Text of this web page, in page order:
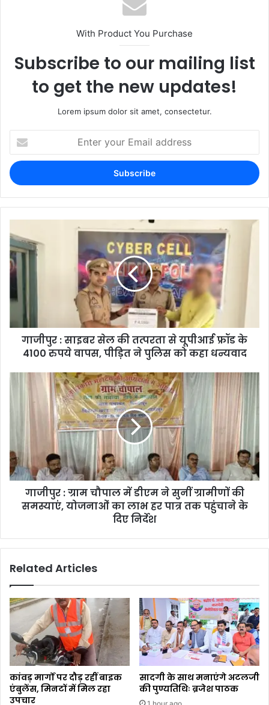
With Product You Purchase
Subscribe to our mailing list
to get the new updates!
Lorem ipsum dolor sit amet, consectetur.
गाजीपुर : साइबर सेल की तत्परता से यूपीआई फ्रॉड के
4100 रुपये वापस, पीड़ित ने पुलिस को कहा धन्यवाद
गाजीपुर : ग्राम चौपाल में डीएम ने सुनीं ग्रामीणों की
समस्याएं, योजनाओं का लाभ हर पात्र तक पहुंचाने के
दिए निर्देश
Related Articles
कांवड़ मार्गों पर दौड़ रहीं बाइक
एंबुलेंस, मिनटों में मिल रहा
उपचार
सादगी के साथ मनाएंगे अटलजी
की पुण्यतिथिः ब्रजेश पाठक
1 hour ago